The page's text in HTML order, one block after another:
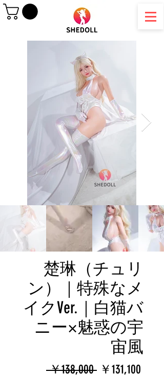
楚琳（チュリ
ン）｜特殊なメ
イクVer.｜白猫バ
ニー×魅惑の宇
宙風
￥138,000 通￥131,100